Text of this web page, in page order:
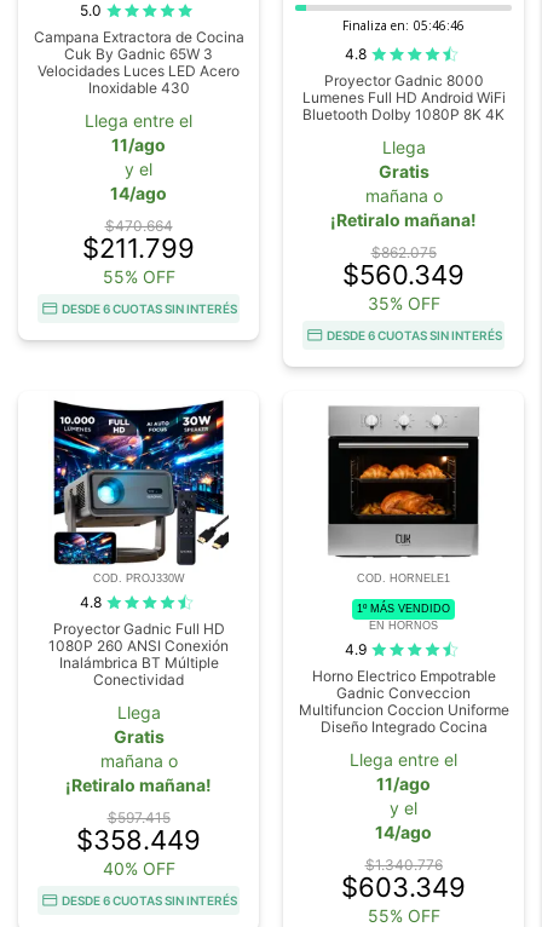
5.0
Campana Extractora de Cocina
Cuk By Gadnic 65W 3
Velocidades Luces LED Acero
Inoxidable 430
Llega entre el
11/ago
y el
14/ago
$470.664
$211.799
55% OFF
DESDE 6 CUOTAS SIN INTERÉS
Finaliza en: 05:46:44
4.8
Proyector Gadnic 8000
Lumenes Full HD Android WiFi
Bluetooth Dolby 1080P 8K 4K
Llega
Gratis
mañana o
¡Retiralo mañana!
$862.075
$560.349
35% OFF
DESDE 6 CUOTAS SIN INTERÉS
COD. PROJ330W
4.8
Proyector Gadnic Full HD
1080P 260 ANSI Conexión
Inalámbrica BT Múltiple
Conectividad
Llega
Gratis
mañana o
¡Retiralo mañana!
$597.415
$358.449
40% OFF
DESDE 6 CUOTAS SIN INTERÉS
COD. HORNELE1
1º MÁS VENDIDO
EN HORNOS
4.9
Horno Electrico Empotrable
Gadnic Conveccion
Multifuncion Coccion Uniforme
Diseño Integrado Cocina
Llega entre el
11/ago
y el
14/ago
$1.340.776
$603.349
55% OFF